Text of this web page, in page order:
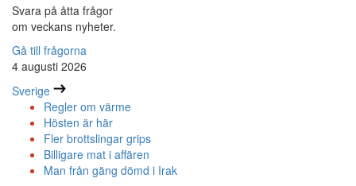
Svara på åtta frågor
om veckans nyheter.
Gå till frågorna
4 augusti 2026
Sverige
Regler om värme
Hösten är här
Fler brottslingar grips
Billigare mat i affären
Man från gäng dömd i Irak